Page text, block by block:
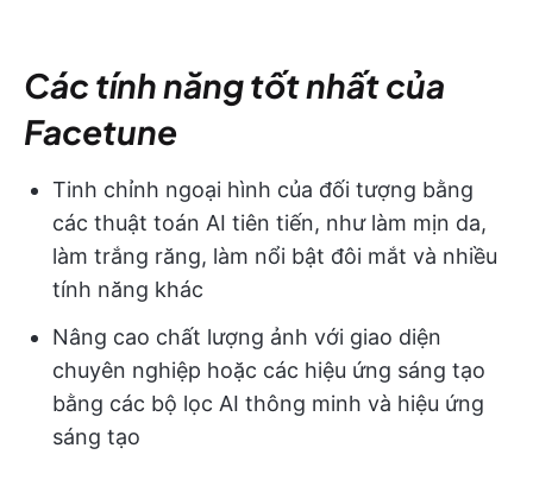
Các tính năng tốt nhất của
Facetune
Tinh chỉnh ngoại hình của đối tượng bằng
các thuật toán AI tiên tiến, như làm mịn da,
làm trắng răng, làm nổi bật đôi mắt và nhiều
tính năng khác
Nâng cao chất lượng ảnh với giao diện
chuyên nghiệp hoặc các hiệu ứng sáng tạo
bằng các bộ lọc AI thông minh và hiệu ứng
sáng tạo